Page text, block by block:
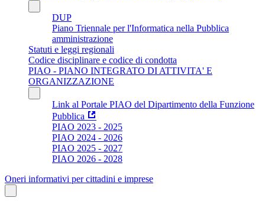
DUP
Piano Triennale per l'Informatica nella Pubblica
amministrazione
Statuti e leggi regionali
Codice disciplinare e codice di condotta
PIAO - PIANO INTEGRATO DI ATTIVITA' E
ORGANIZZAZIONE
Link al Portale PIAO del Dipartimento della Funzione
Pubblica
PIAO 2023 - 2025
PIAO 2024 - 2026
PIAO 2025 - 2027
PIAO 2026 - 2028
Oneri informativi per cittadini e imprese